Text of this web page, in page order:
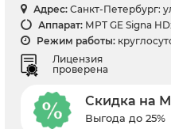
Адрес: Санкт-Петербург:
Аппарат: МРТ GE Signa
Режим работы:
Лицензия
проверена
Скидка на
Выгода до 25%